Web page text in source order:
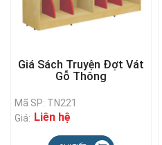
Giá Sách Truyện Đợt Vát
Gỗ Thông
Mã SP: TN221
Giá: Liên hệ